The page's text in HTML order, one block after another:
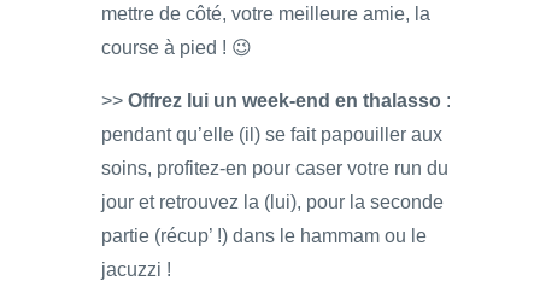
mettre de côté, votre meilleure amie, la
course à pied ! 😉
>> Offrez lui un week-end en thalasso :
pendant qu’elle (il) se fait papouiller aux
soins, profitez-en pour caser votre run du
jour et retrouvez la (lui), pour la seconde
partie (récup’ !) dans le hammam ou le
jacuzzi !